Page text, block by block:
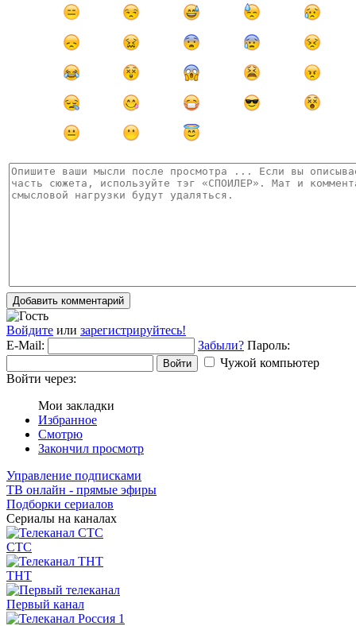
Добавить комментарий
Войдите или зарегистрируйтесь!
E-Mail:
Забыли? Пароль:
Войти
Чужой компьютер
Войти через:
Мои закладки
Избранное
Смотрю
Закончил просмотр
Управление подписками
ТВ онлайн - прямые эфиры
Подборки сериалов
Сериалы на каналах
СТС
ТНТ
Первый канал